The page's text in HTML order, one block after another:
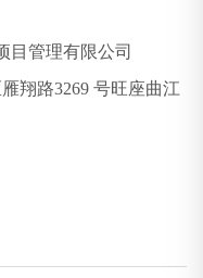
目管理有限公司
翔路3269 号旺座曲江